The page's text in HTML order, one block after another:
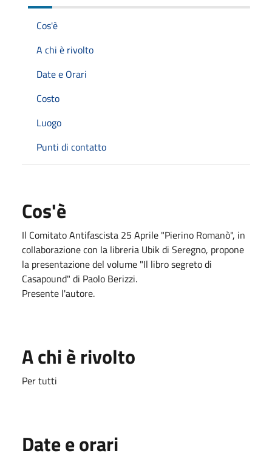
Cos'è
A chi è rivolto
Date e Orari
Costo
Luogo
Punti di contatto
Cos'è
Il Comitato Antifascista 25 Aprile "Pierino Romanò", in
collaborazione con la libreria Ubik di Seregno, propone
la presentazione del volume "Il libro segreto di
Casapound" di Paolo Berizzi.
Presente l'autore.
A chi è rivolto
Per tutti
Date e orari